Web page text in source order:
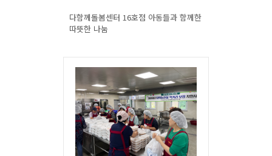
다함께돌봄센터 16호점 아동들과 함께한
따뜻한 나눔